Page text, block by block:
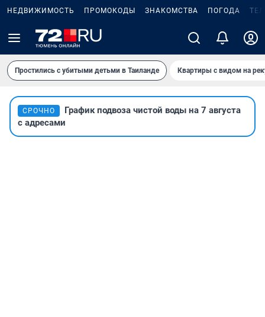
НЕДВИЖИМОСТЬ ПРОМОКОДЫ ЗНАКОМСТВА ПОГОДА
Простились с убитыми детьми в Таиланде Квартиры с видом на
СРОЧНО
График подвоза чистой воды на 7 августа
с адресами